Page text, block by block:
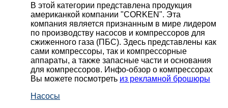
В этой категории представлена продукция
американкой компании "CORKEN". Эта
компания является признанным в мире лидером
по производству насосов и компрессоров для
сжиженного газа (ПБС). Здесь представлены как
сами компрессоры, так и компрессорные
аппараты, а также запасные части и основания
для компрессоров. Инфо-обзор о компрессорах
Вы можете посмотреть из рекламной брошюры
Насосы